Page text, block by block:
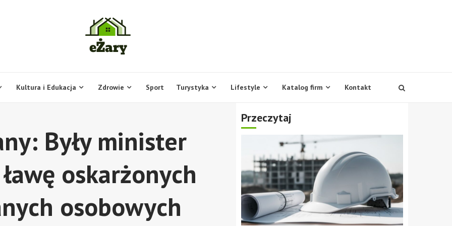
Kultura i Edukacja Zdrowie Sport Turystyka Lifestyle Katalog firm Kontakt
Były minister
oskarżonych
osobowych
Przeczytaj